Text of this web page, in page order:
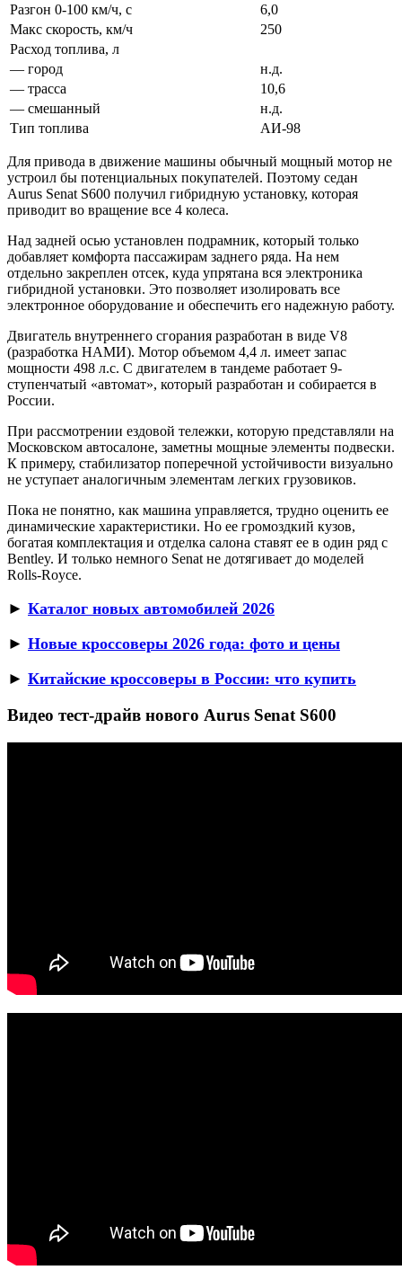
Разгон 0-100 км/ч, с
6,0
Макс скорость, км/ч
250
Расход топлива, л
— город
н.д.
— трасса
10,6
— смешанный
н.д.
Тип топлива
АИ-98
Для привода в движение машины обычный мощный мотор не
устроил бы потенциальных покупателей. Поэтому седан
Aurus Senat S600 получил гибридную установку, которая
приводит во вращение все 4 колеса.
Над задней осью установлен подрамник, который только
добавляет комфорта пассажирам заднего ряда. На нем
отдельно закреплен отсек, куда упрятана вся электроника
гибридной установки. Это позволяет изолировать все
электронное оборудование и обеспечить его надежную работу.
Двигатель внутреннего сгорания разработан в виде V8
(разработка НАМИ). Мотор объемом 4,4 л. имеет запас
мощности 498 л.с. С двигателем в тандеме работает 9-
ступенчатый «автомат», который разработан и собирается в
России.
При рассмотрении ездовой тележки, которую представляли на
Московском автосалоне, заметны мощные элементы подвески.
К примеру, стабилизатор поперечной устойчивости визуально
не уступает аналогичным элементам легких грузовиков.
Пока не понятно, как машина управляется, трудно оценить ее
динамические характеристики. Но ее громоздкий кузов,
богатая комплектация и отделка салона ставят ее в один ряд с
Bentley. И только немного Senat не дотягивает до моделей
Rolls-Royce.
► Каталог новых автомобилей 2026
► Новые кроссоверы 2026 года: фото и цены
► Китайские кроссоверы в России: что купить
Видео тест-драйв нового Aurus Senat S600